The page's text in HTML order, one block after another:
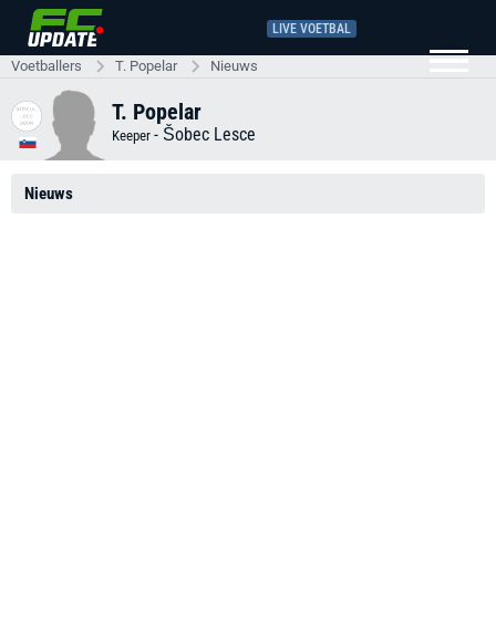
LIVE VOETBAL
Voetballers T. Popelar Nieuws
T. Popelar
Keeper - Šobec Lesce
Nieuws